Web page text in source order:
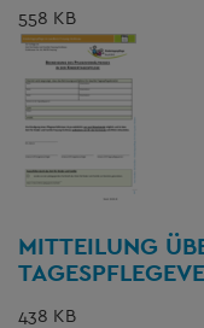
558 KB
MITTEILUNG
438 KB